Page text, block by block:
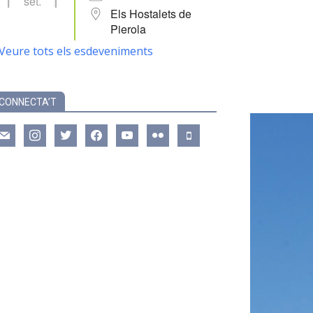
Els Hostalets de
Pierola
tots els esdeveniments
instagramtwitter facebookyoutube flickr mobile